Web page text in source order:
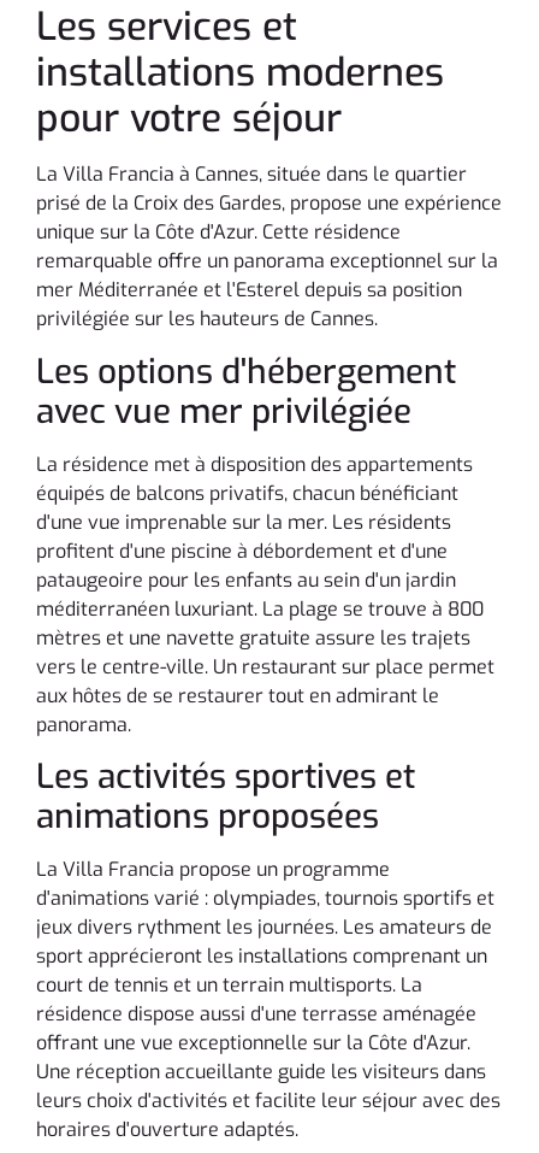
Les services et
installations modernes
pour votre séjour
La Villa Francia à Cannes, située dans le quartier
prisé de la Croix des Gardes, propose une expérience
unique sur la Côte d'Azur. Cette résidence
remarquable offre un panorama exceptionnel sur la
mer Méditerranée et l'Esterel depuis sa position
privilégiée sur les hauteurs de Cannes.
Les options d'hébergement
avec vue mer privilégiée
La résidence met à disposition des appartements
équipés de balcons privatifs, chacun bénéficiant
d'une vue imprenable sur la mer. Les résidents
profitent d'une piscine à débordement et d'une
pataugeoire pour les enfants au sein d'un jardin
méditerranéen luxuriant. La plage se trouve à 800
mètres et une navette gratuite assure les trajets
vers le centre-ville. Un restaurant sur place permet
aux hôtes de se restaurer tout en admirant le
panorama.
Les activités sportives et
animations proposées
La Villa Francia propose un programme
d'animations varié : olympiades, tournois sportifs et
jeux divers rythment les journées. Les amateurs de
sport apprécieront les installations comprenant un
court de tennis et un terrain multisports. La
résidence dispose aussi d'une terrasse aménagée
offrant une vue exceptionnelle sur la Côte d'Azur.
Une réception accueillante guide les visiteurs dans
leurs choix d'activités et facilite leur séjour avec des
horaires d'ouverture adaptés.